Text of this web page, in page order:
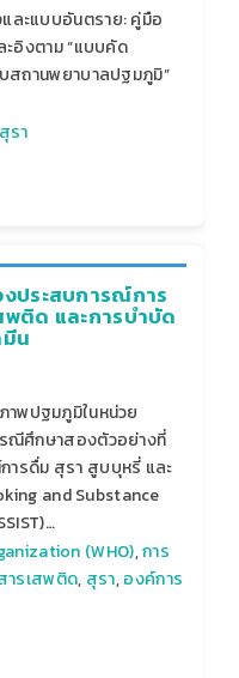
ละแบบอันตราย: คู่มือ
ะอิงตาม “แบบคัด
สถานพยาบาลปฐมภูมิ”
สุรา
งประสบการณ์การ
พติด และการบำบัด
น
พปฐมภูมิในหน่วย
ณีศึกษาสองตัวอย่างที่
รดื่ม สุรา สูบบุหรี่ และ
and Substance
(WHO),การ
ารเสพติด, สุรา,องค์การ